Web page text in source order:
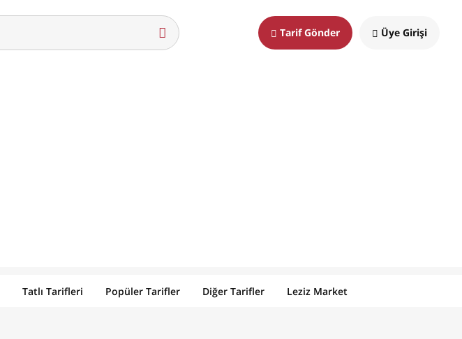
Tarif Gönder Üye Girişi
Tatlı Tarifleri Popüler Tarifler Diğer Tarifler Leziz Market